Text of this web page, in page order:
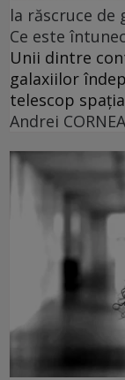
la răscruce de
Ce este
Unii dintre
galaxiilor
telescop
Andrei CORNEA